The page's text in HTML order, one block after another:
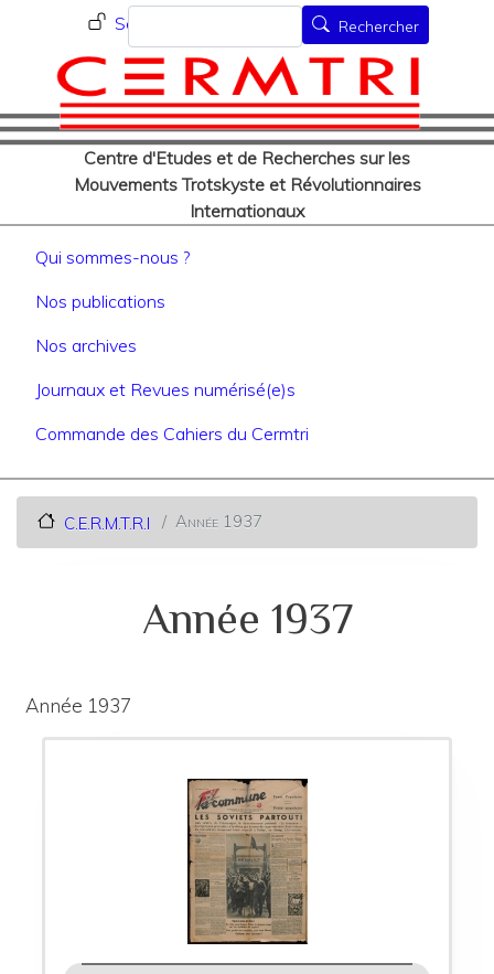
au
contenu
principal
Menu du compte de
Se connecter
Centre d'Etudes et de Recherches sur les
Mouvements Trotskyste et Révolutionnaires
Internationaux
Rechercher Rechercher
Navigation principale
Qui sommes-nous ?
Nos publications
Nos archives
Journaux et Revues numérisé(e)s
Commande des Cahiers du Cermtri
C.E.R.M.T.R.I Année 1937
Année 1937
Année 1937